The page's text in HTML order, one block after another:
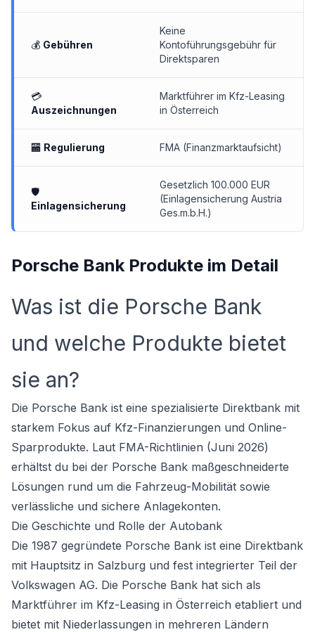
💰 Gebühren
Keine
Kontoführungsgebühr für
Direktsparen
💳
Auszeichnungen
Marktführer im Kfz-Leasing
in Österreich
🏧 Regulierung FMA (Finanzmarktaufsicht)
🛡
Einlagensicherung
Gesetzlich 100.000 EUR
(Einlagensicherung Austria
Ges.m.b.H.)
Porsche Bank Produkte im Detail
Was ist die Porsche Bank
und welche Produkte bietet
sie an?
Die Porsche Bank ist eine spezialisierte Direktbank mit
starkem Fokus auf Kfz-Finanzierungen und Online-
Sparprodukte. Laut FMA-Richtlinien (Juni 2026)
erhältst du bei der Porsche Bank maßgeschneiderte
Lösungen rund um die Fahrzeug-Mobilität sowie
verlässliche und sichere Anlagekonten.
Die Geschichte und Rolle der Autobank
Die 1987 gegründete Porsche Bank ist eine Direktbank
mit Hauptsitz in Salzburg und fest integrierter Teil der
Volkswagen AG. Die Porsche Bank hat sich als
Marktführer im Kfz-Leasing in Österreich etabliert und
bietet mit Niederlassungen in mehreren Ländern